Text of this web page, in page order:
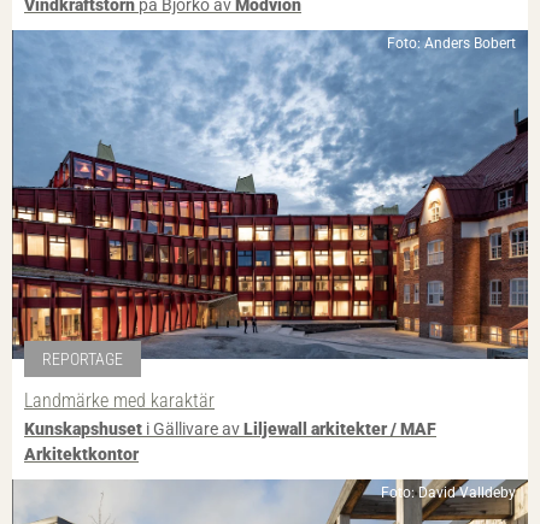
Vindkraftstorn på Björkö av Modvion
Foto: Anders Bobert
REPORTAGE
Landmärke med karaktär
Kunskapshuset i Gällivare avLiljewall arkitekter / MAF
Arkitektkontor
Foto: David Valldeby